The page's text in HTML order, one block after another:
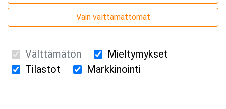
Suomen Ensiapukoulutus Oy / Valimotie 21 / 00380 Helsinki
Vain välttämättömät
Välttämätön
Mieltymykset
Tilastot
Markkinointi